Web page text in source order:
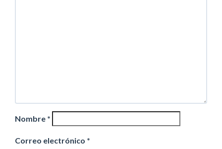
Nombre *
Correo electrónico *